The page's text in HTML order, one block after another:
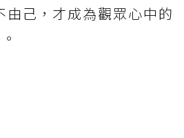
由己，才成為觀眾心中的